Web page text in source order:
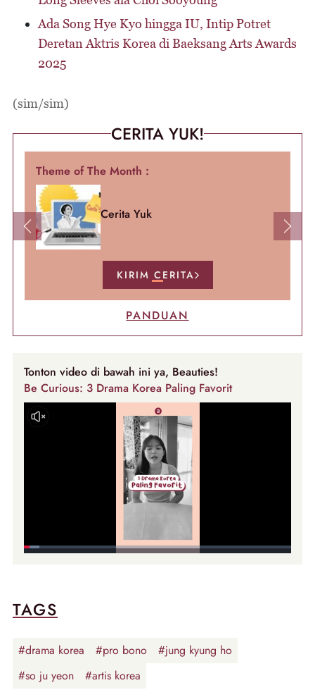
Ada Song Hye Kyo hingga IU, Intip Potret
Deretan Aktris Korea di Baeksang Arts Awards
2025
(sim/sim)
CERITA YUK!
Theme of The Month :
Cerita Yuk
KIRIM CERITA
Previous Next
PANDUAN
Tonton video di bawah ini ya, Beauties!
Be Curious: 3 Drama Korea Paling Favorit
TAGS
#drama korea #pro bono
#jung kyung ho
#so ju yeon
#artis korea